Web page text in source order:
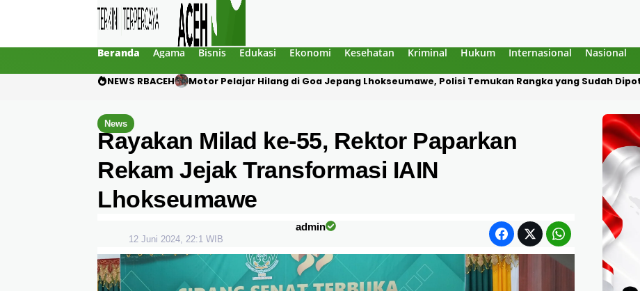
Beranda Agama Bisnis Edukasi Ekonomi Kesehatan Kriminal Hukum Internasional Nasional
NEWS RBACEH Mengaku Polisi, Tiga Pria Diduga Culik Warga di Pidie Jaya, Korban Disekap Dua Hari
News
Rayakan Milad ke-55, Rektor Paparkan
Rekam Jejak Transformasi IAIN
Lhokseumawe
admin
12 Juni 2024, 22:1 WIB